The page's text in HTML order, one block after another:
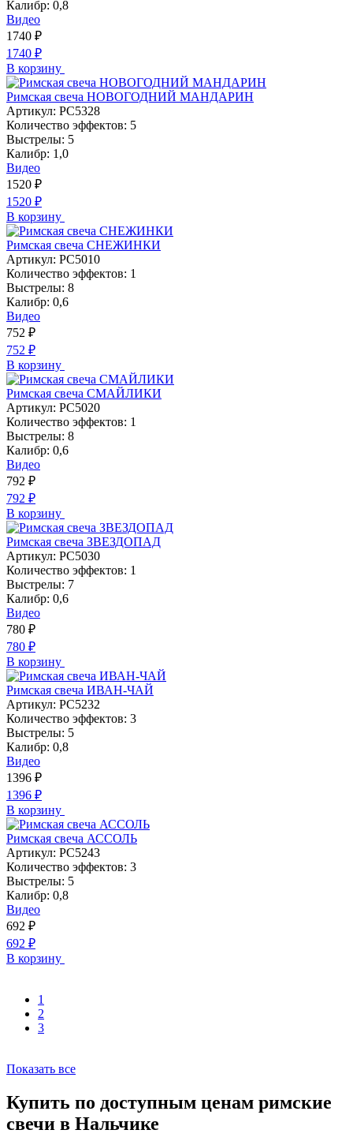
Калибр: 0,8
Видео
1740 ₽
1740 ₽
В корзину
Римская свеча НОВОГОДНИЙ МАНДАРИН
Артикул: РС5328
Количество эффектов: 5
Выстрелы: 5
Калибр: 1,0
Видео
1520 ₽
1520 ₽
В корзину
Римская свеча СНЕЖИНКИ
Артикул: РС5010
Количество эффектов: 1
Выстрелы: 8
Калибр: 0,6
Видео
752 ₽
752 ₽
В корзину
Римская свеча СМАЙЛИКИ
Артикул: РС5020
Количество эффектов: 1
Выстрелы: 8
Калибр: 0,6
Видео
792 ₽
792 ₽
В корзину
Римская свеча ЗВЕЗДОПАД
Артикул: РС5030
Количество эффектов: 1
Выстрелы: 7
Калибр: 0,6
Видео
780 ₽
780 ₽
В корзину
Римская свеча ИВАН-ЧАЙ
Артикул: РС5232
Количество эффектов: 3
Выстрелы: 5
Калибр: 0,8
Видео
1396 ₽
1396 ₽
В корзину
Римская свеча АССОЛЬ
Артикул: РС5243
Количество эффектов: 3
Выстрелы: 5
Калибр: 0,8
Видео
692 ₽
692 ₽
В корзину
1
2
3
Показать все
Купить по доступным ценам римские
свечи в Нальчике